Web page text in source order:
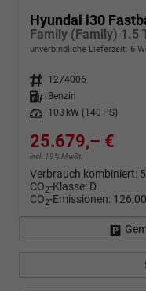
Hyundai i30
unverbindliche Lieferzeit: 6
Fahrzeugnr. 1274006
Kraftstoff
Benzin
Leistung
103 kW (140 PS)
25.679,– €
incl. 19% MwSt.
Verbrauch kombiniert:
CO2-Klasse: D
CO2-Emissionen: